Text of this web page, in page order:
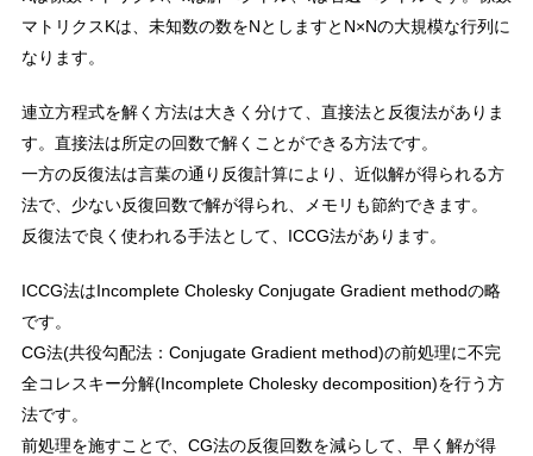
マトリクスKは、未知数の数をNとしますとN×Nの大規模な行列に
なります。
連立方程式を解く方法は大きく分けて、直接法と反復法がありま
す。直接法は所定の回数で解くことができる方法です。
一方の反復法は言葉の通り反復計算により、近似解が得られる方
法で、少ない反復回数で解が得られ、メモリも節約できます。
反復法で良く使われる手法として、ICCG法があります。
ICCG法はIncomplete Cholesky Conjugate Gradient methodの略
です。
CG法(共役勾配法：Conjugate Gradient method)の前処理に不完
全コレスキー分解(Incomplete Cholesky decomposition)を行う方
法です。
前処理を施すことで、CG法の反復回数を減らして、早く解が得